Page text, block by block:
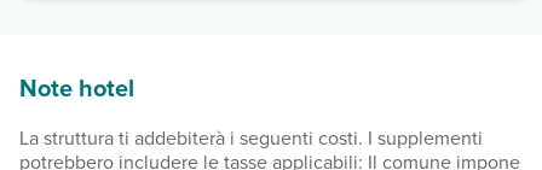
Note hotel
La struttura ti addebiterà i seguenti costi. I supplementi
potrebbero includere le tasse applicabili: Il comune impone